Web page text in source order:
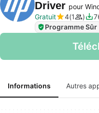
Driver pour
Gratuit
4 1
Programme Sûr
Informations Autres